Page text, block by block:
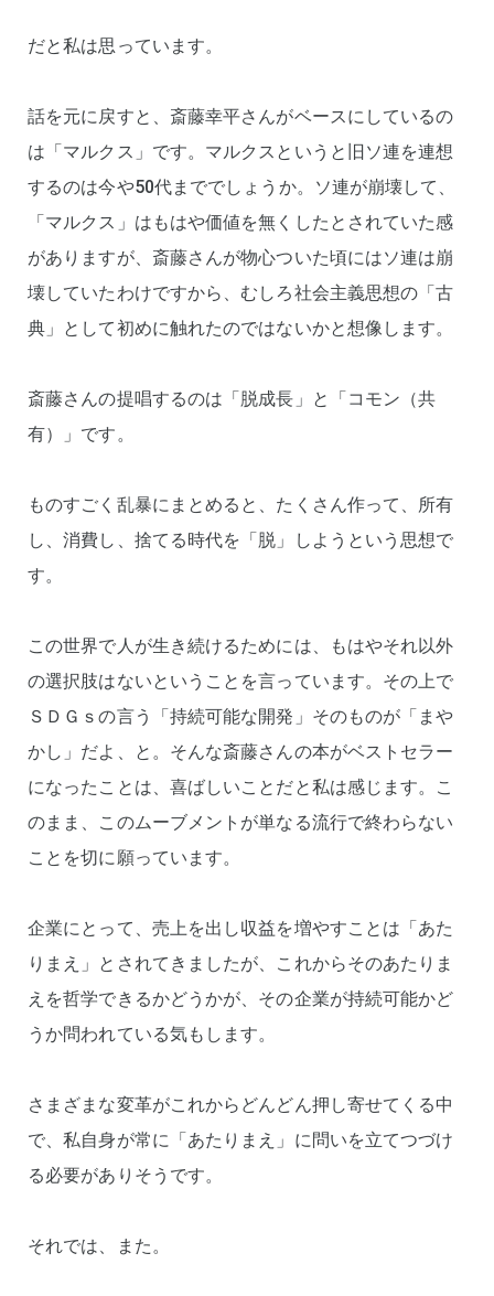
だと私は思っています。
話を元に戻すと、斎藤幸平さんがベースにしているの
は「マルクス」です。マルクスというと旧ソ連を連想
するのは今や50代まででしょうか。ソ連が崩壊して、
「マルクス」はもはや価値を無くしたとされていた感
がありますが、斎藤さんが物心ついた頃にはソ連は崩
壊していたわけですから、むしろ社会主義思想の「古
典」として初めに触れたのではないかと想像します。
斎藤さんの提唱するのは「脱成長」と「コモン（共
有）」です。
ものすごく乱暴にまとめると、たくさん作って、所有
し、消費し、捨てる時代を「脱」しようという思想で
す。
この世界で人が生き続けるためには、もはやそれ以外
の選択肢はないということを言っています。その上で
ＳＤＧｓの言う「持続可能な開発」そのものが「まや
かし」だよ、と。そんな斎藤さんの本がベストセラー
になったことは、喜ばしいことだと私は感じます。こ
のまま、このムーブメントが単なる流行で終わらない
ことを切に願っています。
企業にとって、売上を出し収益を増やすことは「あた
りまえ」とされてきましたが、これからそのあたりま
えを哲学できるかどうかが、その企業が持続可能かど
うか問われている気もします。
さまざまな変革がこれからどんどん押し寄せてくる中
で、私自身が常に「あたりまえ」に問いを立てつづけ
る必要がありそうです。
それでは、また。